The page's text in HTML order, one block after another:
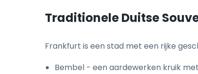
Traditionele Duitse
Frankfurt is een stad met een rijke
Bembel - een aardewerken kruik